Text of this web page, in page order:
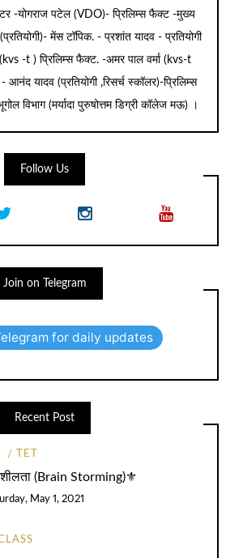
-योगराज पटेल (VDO)- प्रिलिम्स फैक्ट -मुख्य
मेंस टॉपिक. - प्रशांत यादव - प्रतियोगी
-t ) प्रिलिम्स फैक्ट. -अमर पाल वर्मा (kvs-t
यादव (प्रतियोगी ,रिसर्च स्कॉलर)-प्रिलिम्स
विभाग (मर्यादा पुरुषोत्तम डिग्री कॉलेज मऊ) ।
Follow Us
Join on Telegram
for daily updates
Recent Post
TET
(Brain Storming)⚜️
May 1, 2021